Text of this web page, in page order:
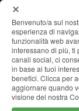
Benvenuto/a sul
esperienza di
funzionalità web
interessano di più, ti
canali social, ci
in base ai tuoi
benefici. Clicca per
aggiornare quando
visione del nostra